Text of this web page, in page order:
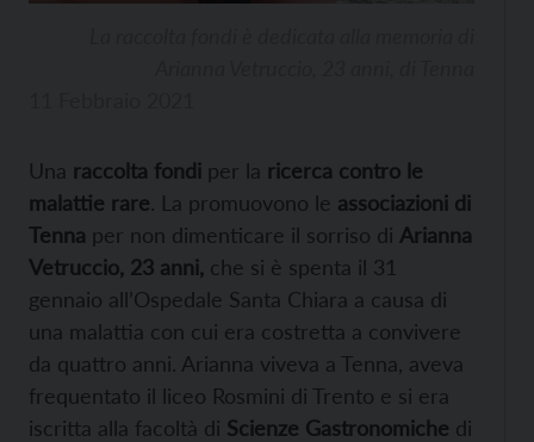
Una raccolta fondi per la ricerca contro le
malattie rare. La promuovono le associazioni di
Tenna per non dimenticare il sorriso di Arianna
Vetruccio, 23 anni, che si è spenta il 31
gennaio all’Ospedale Santa Chiara a causa di
una malattia con cui era costretta a convivere
da quattro anni. Arianna viveva a Tenna, aveva
frequentato il liceo Rosmini di Trento e si era
iscritta alla facoltà di Scienze Gastronomiche di